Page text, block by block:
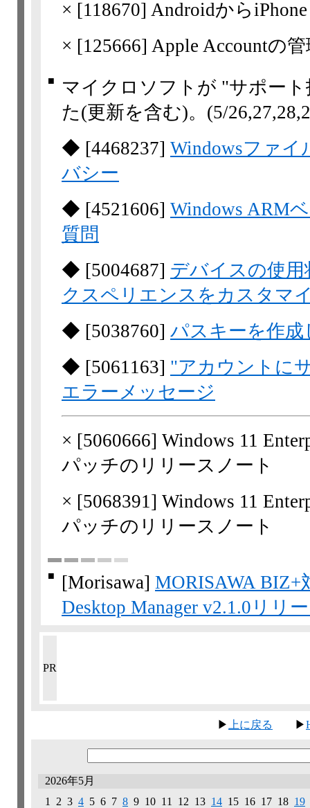
× [118670] Androidから
× [125666] Apple Accountの
■
マイクロソフトが "サポー
た(更新を含む)。 (5/
◆ [4468237] Windowsファ
バシー
◆ [4521606] Windows ARM
質問
◆ [5004687] デバイスの使用
クスペリエンスをカスタマ
◆ [5038760] パスキーを作
◆ [5061163] "アカウントに
エラーメッセージ
× [5060666] Windows 11
パッチのリリースノート
× [5068391] Windows 11
パッチのリリースノート
■ [Morisawa] MORISAWA BIZ+
Desktop Manager v2.1.0リリ
PR
▶ 上に戻る ▶
2026年5月
1 2 3 4 5 6 7 8 9 10 11 12 13 14 15 16 17 18 19